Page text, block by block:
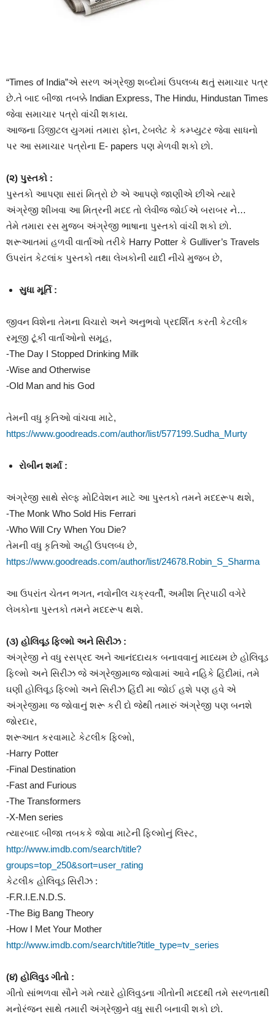
“Times of India”એ સરળ અંગ્રેજી શબ્દોમાં ઉપલબ્ધ થતું સમાચાર પત્ર
છે.તે બાદ બીજા તબક્કે Indian Express, The Hindu, Hindustan Times
જેવા સમાચાર પત્રો વાંચી શકાય.
આજના ડિજીટલ યુગમાં તમારા ફોન, ટેબલેટ કે કમ્પ્યુટર જેવા સાધનો
પર આ સમાચાર પત્રોના E- papers પણ મેળવી શકો છો.
(૨) પુસ્તકો :
પુસ્તકો આપણા સારાં મિત્રો છે એ આપણે જાણીએ છીએ ત્યારે
અંગ્રેજી શીખવા આ મિત્રની મદદ તો લેવીજ જોઈએ બરાબર ને…
તેમે તમારા રસ મુજબ અંગ્રેજી ભાષાના પુસ્તકો વાંચી શકો છો.
શરૂઆતમાં હળવી વાર્તાઓ તરીકે Harry Potter કે Gulliver’s Travels
ઉપરાંત કેટલાંક પુસ્તકો તથા લેખકોની યાદી નીચે મુજબ છે,
સુધા મૂર્તિ :
જીવન વિશેના તેમના વિચારો અને અનુભવો પ્રદર્શિત કરતી કેટલીક
રમૂજી ટૂંકી વાર્તાઓનો સમૂહ,
-The Day I Stopped Drinking Milk
-Wise and Otherwise
-Old Man and his God
તેમની વધુ કૃતિઓ વાંચવા માટે,
https://www.goodreads.com/author/list/577199.Sudha_Murty
રોબીન શર્મા :
અંગ્રેજી સાથે સેલ્ફ મોટિવેશન માટે આ પુસ્તકો તમને મદદરૂપ થશે,
-The Monk Who Sold His Ferrari
-Who Will Cry When You Die?
તેમની વધુ કૃતિઓ અહી ઉપલબ્ધ છે,
https://www.goodreads.com/author/list/24678.Robin_S_Sharma
આ ઉપરાંત ચેતન ભગત, નવોનીલ ચક્રવર્તી, અમીશ ત્રિપાઠી વગેરે
લેખકોના પુસ્તકો તમને મદદરૂપ થશે.
(૩) હોલિવૂડ ફિલ્મો અને સિરીઝ :
અંગ્રેજી ને વધુ રસપ્રદ અને આનંદદાયક બનાવવાનું માધ્યમ છે હોલિવૂડ
ફિલ્મો અને સિરીઝ જે અંગ્રેજીમાજ જોવામાં આવે નહિકે હિંદીમાં, તમે
ઘણી હોલિવૂડ ફિલ્મો અને સિરીઝ હિંદી મા જોઈ હશે પણ હવે એ
અંગ્રેજીમા જ જોવાનું શરૂ કરી દો જેથી તમારું અંગ્રેજી પણ બનશે
જોરદાર,
શરૂઆત કરવામાટે કેટલીક ફિલ્મો,
-Harry Potter
-Final Destination
-Fast and Furious
-The Transformers
-X-Men series
ત્યારબાદ બીજા તબકકે જોવા માટેની ફિલ્મોનું લિસ્ટ,
http://www.imdb.com/search/title?
groups=top_250&sort=user_rating
કેટલીક હોલિવૂડ સિરીઝ :
-F.R.I.E.N.D.S.
-The Big Bang Theory
-How I Met Your Mother
http://www.imdb.com/search/title?title_type=tv_series
(૪) હોલિવુડ ગીતો :
ગીતો સાંભળવા સૌને ગમે ત્યારે હોલિવુડના ગીતોની મદદથી તમે સરળતાથી
મનોરંજન સાથે તમારી અંગ્રેજીને વધુ સારી બનાવી શકો છો.